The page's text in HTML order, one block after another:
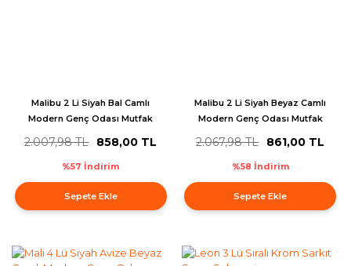
Malibu 2 Li Siyah Bal Camlı
Modern Genç Odası Mutfak
2.007,98 TL 858,00 TL
%57 İndirim
Sepete Ekle
Malibu 2 Li Siyah Beyaz Camlı
Modern Genç Odası Mutfak
2.067,98 TL 861,00 TL
%58 İndirim
Sepete Ekle